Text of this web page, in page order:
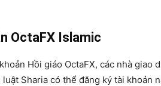
OctaFX Islamic
Hồi giáo OctaFX, các nhà giao
Sharia có thể đăng ký tài khoản